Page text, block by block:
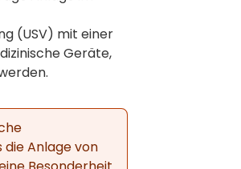
(USV) mit einer
Geräte,
Anlage von